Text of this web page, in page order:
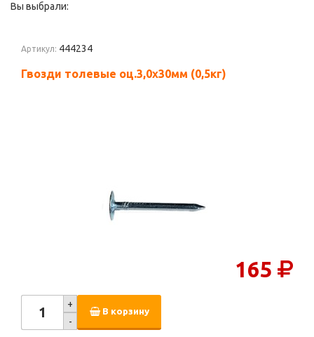
Вы выбрали:
Артикул: 444234
Гвозди толевые оц.3,0х30мм (0,5кг)
165
+
-
В корзину